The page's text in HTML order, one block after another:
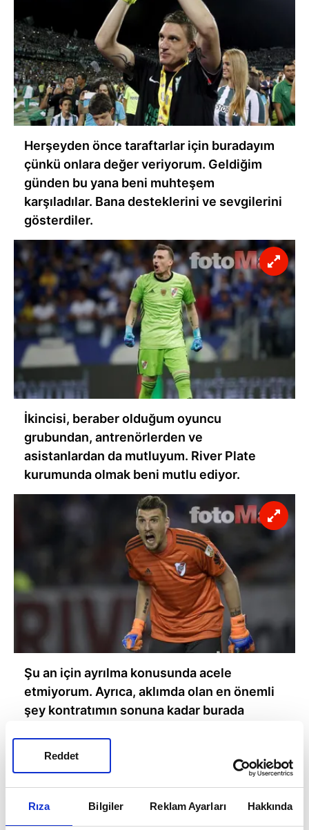
Rıza Bilgiler Reklam Ayarları Hakkında
Reddet
Herşeyden önce taraftarlar için buradayım
çünkü onlara değer veriyorum. Geldiğim
günden bu yana beni muhteşem
karşıladılar. Bana desteklerini ve sevgilerini
gösterdiler.
İkincisi, beraber olduğum oyuncu
grubundan, antrenörlerden ve
asistanlardan da mutluyum. River Plate
kurumunda olmak beni mutlu ediyor.
Şu an için ayrılma konusunda acele
etmiyorum. Ayrıca, aklımda olan en önemli
şey kontratımın sonuna kadar burada
etme hırsını kaybetmeyi düşünmüyorum.'
dedi.